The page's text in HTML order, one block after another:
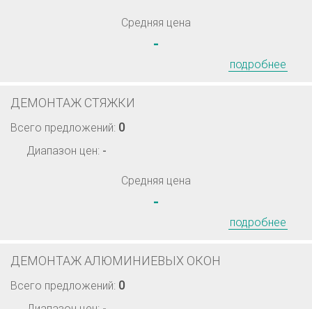
Средняя цена
-
подробнее
ДЕМОНТАЖ CТЯЖКИ
Всего предложений: 0
Диапазон цен: -
Средняя цена
-
подробнее
ДЕМОНТАЖ АЛЮМИНИЕВЫХ ОКОН
Всего предложений: 0